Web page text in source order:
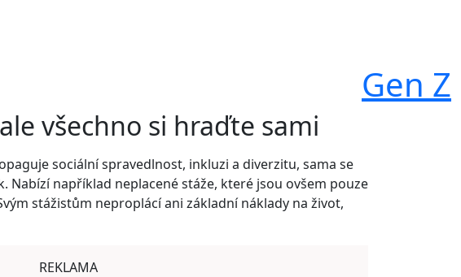
Gen Z
všechno si hraďte sami
sociální spravedlnost, inkluzi a diverzitu, sama se
Nabízí například neplacené stáže, které jsou ovšem pouze
stážistům neproplácí ani základní náklady na život,
REKLAMA